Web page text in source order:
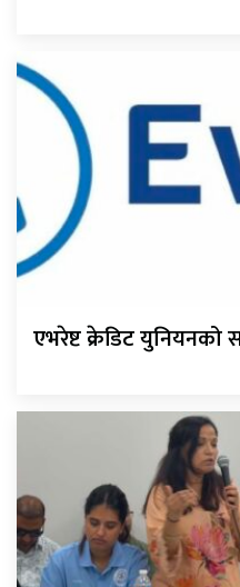
एभरेष्ट क्रेडिट